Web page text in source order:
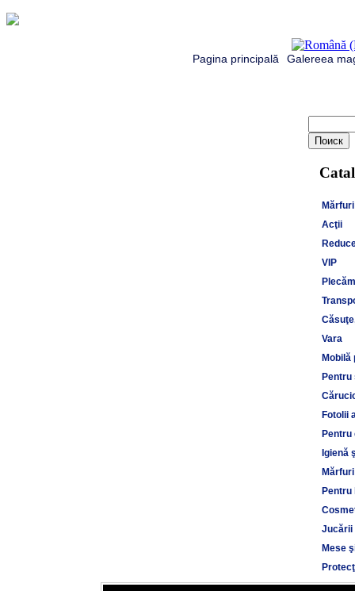
Pagina principală Galereea
Acţii
VIP
Vara
Mobilă
Pentru
Fotolii
Igienă
Pentru
Jucării
Mese